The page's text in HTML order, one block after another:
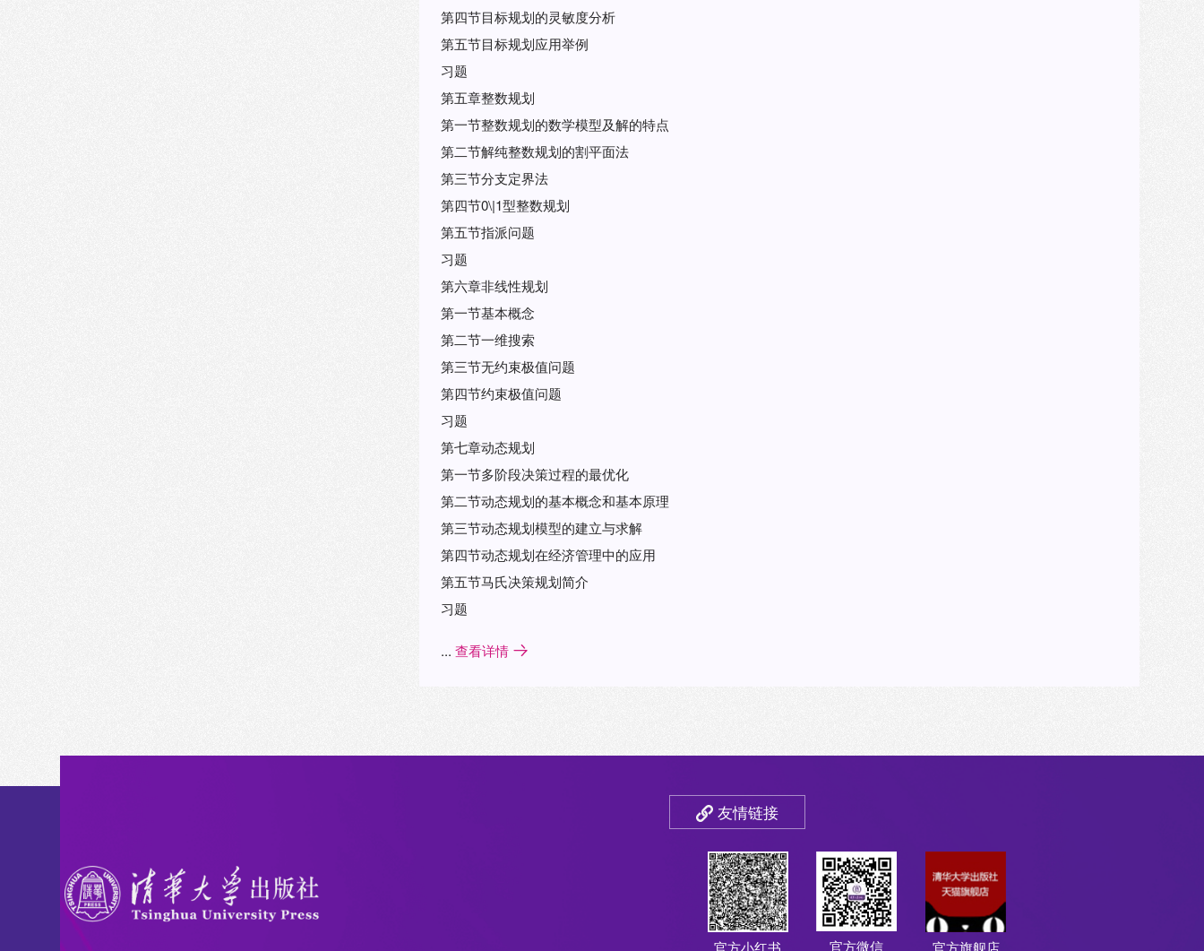
第四节目标规划的灵敏度分析
第五节目标规划应用举例
习题
第五章整数规划
第一节整数规划的数学模型及解的特点
第二节解纯整数规划的割平面法
第三节分支定界法
第四节0\|1型整数规划
第五节指派问题
习题
第六章非线性规划
第一节基本概念
第二节一维搜索
第三节无约束极值问题
第四节约束极值问题
习题
第七章动态规划
第一节多阶段决策过程的最优化
第二节动态规划的基本概念和基本原理
第三节动态规划模型的建立与求解
第四节动态规划在经济管理中的应用
第五节马氏决策规划简介
习题
... 查看详情
友情链接
官方小红书 官方微信 官方旗舰店